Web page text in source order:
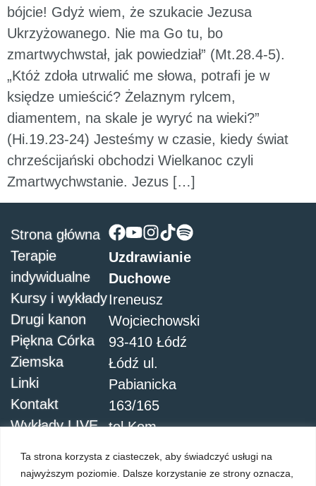
Ta strona korzysta z ciasteczek, aby świadczyć usługi na
najwyższym poziomie. Dalsze korzystanie ze strony oznacza,
bójcie! Gdyż wiem, że szukacie Jezusa
Ukrzyżowanego. Nie ma Go tu, bo
zmartwychwstał, jak powiedział” (Mt.28.4-5).
„Któż zdoła utrwalić me słowa, potrafi je w
księdze umieścić? Żelaznym rylcem,
diamentem, na skale je wyryć na wieki?”
(Hi.19.23-24) Jesteśmy w czasie, kiedy świat
chrześcijański obchodzi Wielkanoc czyli
Zmartwychwstanie. Jezus […]
Uzdrawianie
Duchowe
Ireneusz
Wojciechowski
93-410 Łódź
Łódź ul.
Pabianicka
163/165
tel.Kom.
Strona główna
Terapie
indywidualne
Kursy i wykłady
Drugi kanon
Piękna Córka
Ziemska
Linki
Kontakt
Wykłady LIVE